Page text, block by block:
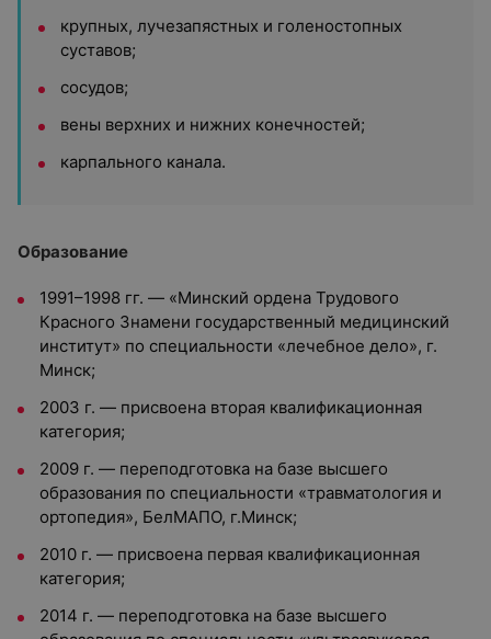
крупных, лучезапястных и голеностопных
суставов;
сосудов;
вены верхних и нижних конечностей;
карпального канала.
Образование
1991–1998 гг. — «Минский ордена Трудового
Красного Знамени государственный медицинский
институт» по специальности «лечебное дело», г.
Минск;
2003 г. — присвоена вторая квалификационная
категория;
2009 г. — переподготовка на базе высшего
образования по специальности «травматология и
ортопедия», БелМАПО, г.Минск;
2010 г. — присвоена первая квалификационная
категория;
2014 г. — переподготовка на базе высшего